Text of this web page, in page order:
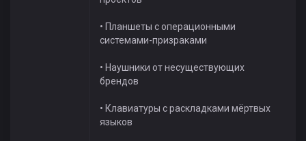
• Планшеты с операционными
системами-призраками
• Наушники от несуществующих
брендов
• Клавиатуры с раскладками мёртвых
языков